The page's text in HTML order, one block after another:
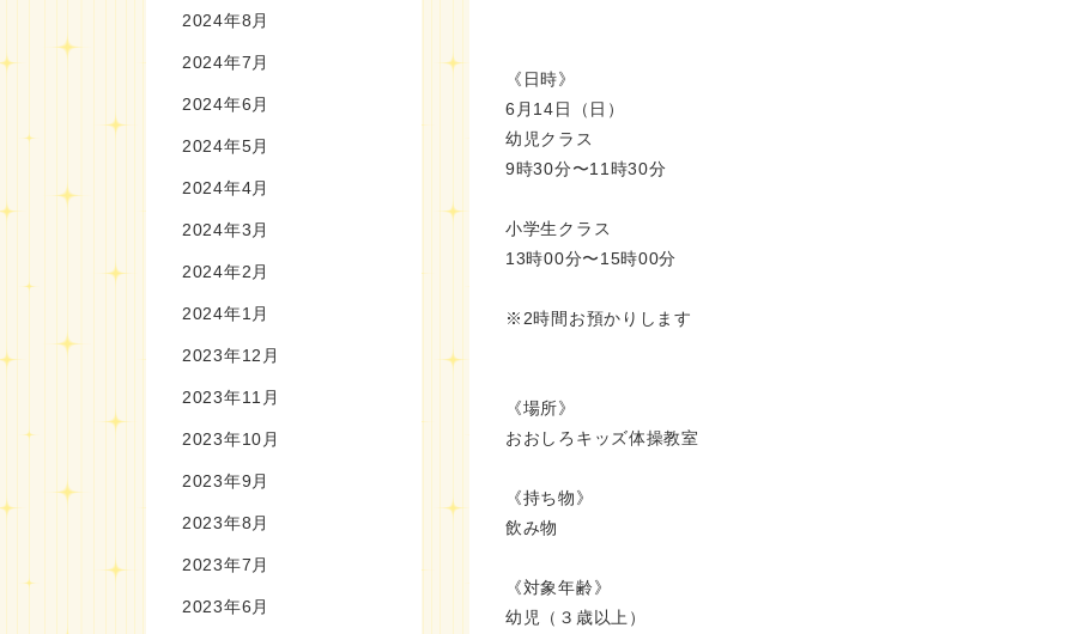
2024年8月
2024年7月
2024年6月
2024年5月
2024年4月
2024年3月
2024年2月
2024年1月
2023年12月
2023年11月
2023年10月
2023年9月
2023年8月
2023年7月
2023年6月
《日時》
6月14日（日）
幼児クラス
9時30分〜11時30分
小学生クラス
13時00分〜15時00分
※2時間お預かりします
《場所》
おおしろキッズ体操教室
《持ち物》
飲み物
《対象年齢》
幼児（３歳以上）